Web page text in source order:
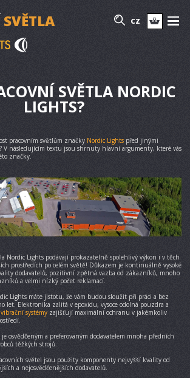
SVĚTLA CZ
SVĚTLA NORDIC
LIGHTS?
pracovním světlům značky Nordic Lights před jinými
následujícím textu jsou shrnuty hlavní argumenty, které vás
značky.
Nordic Lights podávají prokazatelně spolehlivý výkon i v těch
prostředích po celém světě! Důkazem je kontinuálně vysoké
dodavatelů, pozitivní zpětná vazba od zákazníků, mnoho
a velmi nízký počet reklamací.
Lights máte jistotu, že vám budou sloužit při práci a bez
let. Elektronika zalitá v epoxidu, vysoce odolná pouzdra a
systémy zajišťují maximální ochranu v jakémkoliv
osvědčeným a preferovaným dodavatelem mnoha předních
těžkých strojů.
světel jsou použity komponenty nejvyšší kvality od
a nejosvědčenějších dodavatelů.